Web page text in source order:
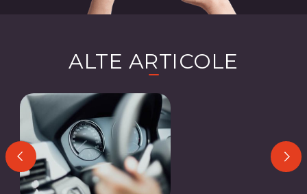
ALTE ARTICOLE